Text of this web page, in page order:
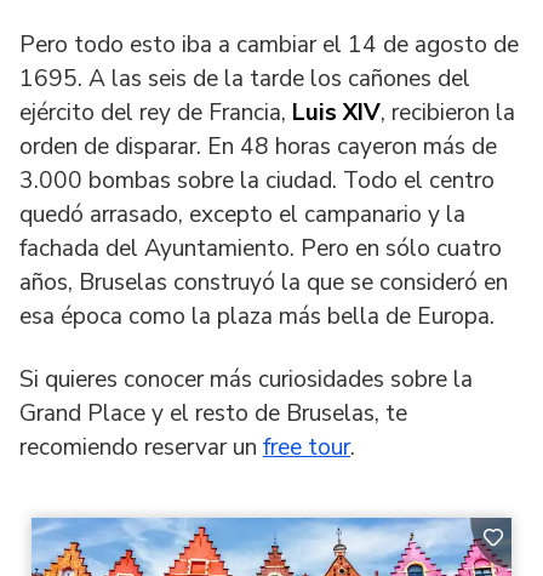
Pero todo esto iba a cambiar el 14 de agosto de
1695. A las seis de la tarde los cañones del
ejército del rey de Francia, Luis XIV, recibieron la
orden de disparar. En 48 horas cayeron más de
3.000 bombas sobre la ciudad. Todo el centro
quedó arrasado, excepto el campanario y la
fachada del Ayuntamiento. Pero en sólo cuatro
años, Bruselas construyó la que se consideró en
esa época como la plaza más bella de Europa.
Si quieres conocer más curiosidades sobre la
Grand Place y el resto de Bruselas, te
recomiendo reservar un free tour.